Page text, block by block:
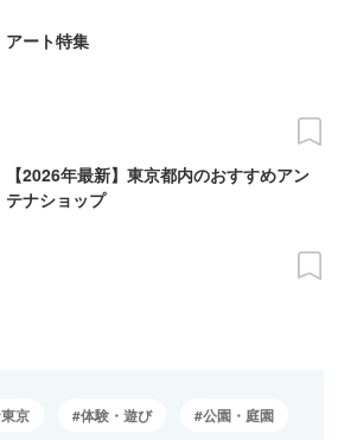
アート特集
【2026年最新】東京都内のおすすめアン
テナショップ
東京 体験・遊び 公園・庭園